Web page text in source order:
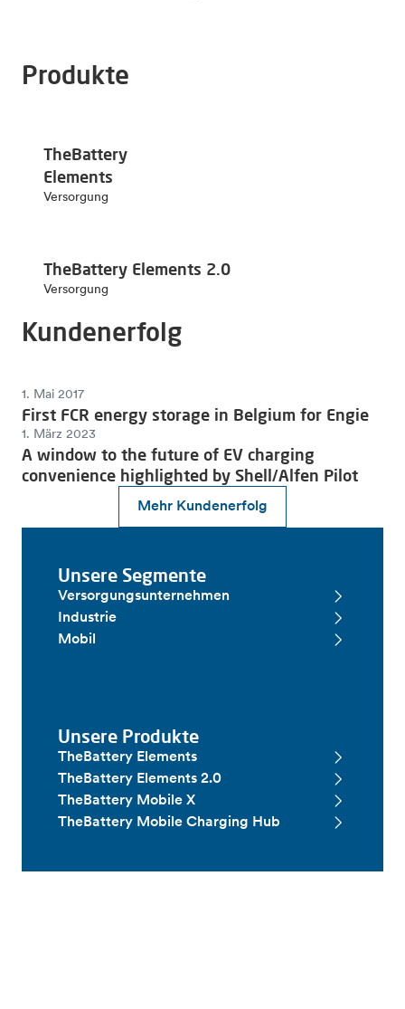
Produkte
TheBattery
Elements
Versorgung
TheBattery Elements 2.0
Versorgung
Kundenerfolg
1. Mai 2017
First FCR energy storage in Belgium for Engie
1. März 2023
A window to the future of EV charging
convenience highlighted by Shell/Alfen Pilot
Mehr Kundenerfolg
Unsere Segmente
Versorgungsunternehmen
Industrie
Mobil
Unsere Produkte
TheBattery Elements
TheBattery Elements 2.0
TheBattery Mobile X
TheBattery Mobile Charging Hub